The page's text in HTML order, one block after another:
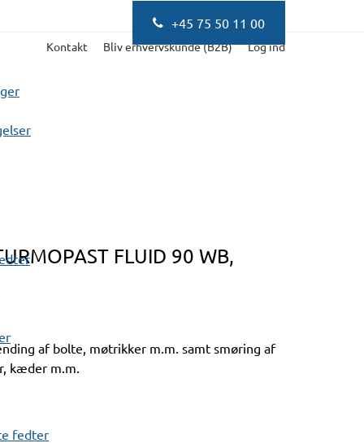
+45 75 50 11 00
Kontakt Bliv erhvervskunde (B2B) Log ind
fedter
FLUID 90 WB,
af bolte, møtrikker m.m. samt smøring af
kæder m.m.